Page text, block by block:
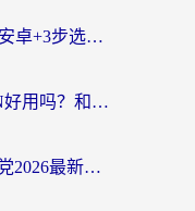
海外党必看：免费VPN下载安卓+3步选对国外到国内加速器，无缝刷国内资源
海外党必看：快帆TV版VPN好用吗？和斧牛手游VPN对比哪个回国效果更好？附电脑翻墙回国实用技巧
在美国怎么看世界杯？海外党2026最新回国加速器指南：从影音到游戏全搞定